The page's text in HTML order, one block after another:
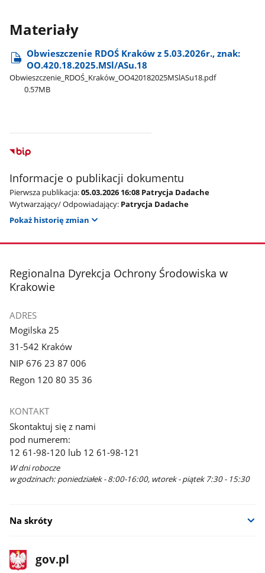
Materiały
Obwieszczenie RDOŚ Kraków z 5.03.2026r., znak:
OO.420.18.2025.MSl/ASu.18
Obwieszczenie​_RDOŚ​_Kraków​_OO420182025MSlASu18.pdf
0.57MB
Informacje o publikacji dokumentu
Pierwsza publikacja:05.03.2026 16:08 Patrycja Dadache
Wytwarzający/ Odpowiadający: Patrycja Dadache
Pokaż historię zmian
stopka
Regionalna Dyrekcja Ochrony Środowiska w
Krakowie
ADRES
Mogilska 25
31-542 Kraków
NIP 676 23 87 006
Regon 120 80 35 36
KONTAKT
Skontaktuj się z nami
pod numerem:
12 61-98-120 lub 12 61-98-121
W dni robocze
w godzinach: poniedziałek - 8:00-16:00, wtorek - piątek 7:30 - 15:30
Na skróty
stopka
gov.pl
Strona
gov.pl